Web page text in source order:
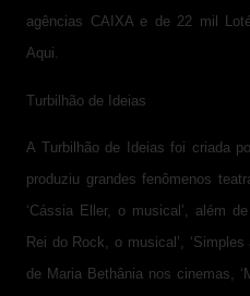
agências CAIXA e de 22 mil
Aqui.
Turbilhão de Ideias
A Turbilhão de Ideias foi criada
produziu grandes fenômenos
‘Cássia Eller, o musical’, além
Rei do Rock, o musical’,
de Maria Bethânia nos cinemas,